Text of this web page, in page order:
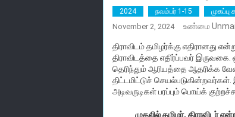
2024 நவம்பர் 1-15 முகப்பு
November 2, 2024 உண்மை Unmai
திராவிடம் தமிழர்க்கு எதிரானது
திராவிடத்தை எதிர்ப்பவர்
தெரிந்தும் ஆரியத்தை ஆதரிக்க
திட்டமிட்டுச்
அடிவருடிகள் பரப்பும் பொய்க்
முதலில் தமிழர், திராவிடர்